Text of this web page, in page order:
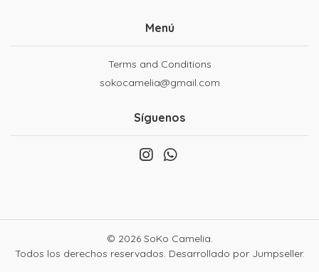
Menú
Terms and Conditions
sokocamelia@gmail.com
Síguenos
© 2026 SoKo Camelia.
Todos los derechos reservados. Desarrollado por Jumpseller.